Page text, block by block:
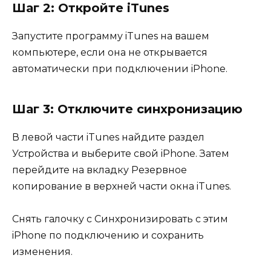
Шаг 2: Откройте iTunes
Запустите программу iTunes на вашем
компьютере, если она не открывается
автоматически при подключении iPhone.
Шаг 3: Отключите синхронизацию
В левой части iTunes найдите раздел
Устройства и выберите свой iPhone. Затем
перейдите на вкладку Резервное
копирование в верхней части окна iTunes.
Снять галочку с Синхронизировать с этим
iPhone по подключению и сохранить
изменения.